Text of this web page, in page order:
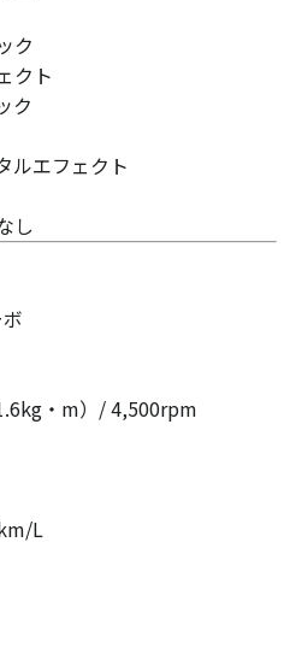
ク
クト
ク
ルエフェクト
し
・m）/ 4,500rpm
L